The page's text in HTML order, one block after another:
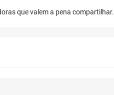
que valem a pena compartilhar.